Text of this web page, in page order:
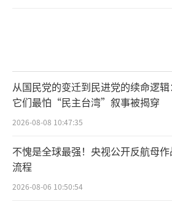
从国民党的变迁到民进党的续命逻辑：
它们最怕“民主台湾”叙事被揭穿
2026-08-08 10:47:35
不愧是全球最强！央视公开反航母
流程
2026-08-06 10:50:54